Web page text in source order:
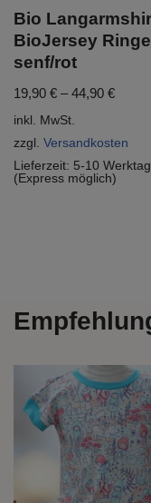
Bio
BioJersey Ringel
senf/rot
19,90 € –44,90 €
inkl. MwSt.
zzgl. Versandkosten
Lieferzeit: 5-10
(Express möglich)